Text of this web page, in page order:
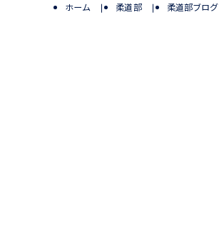
ホーム 柔道部 柔道部ブログ